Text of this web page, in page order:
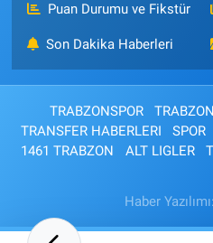
Puan Durumu ve Fikstür
Son Dakika Haberleri
TRABZONSPOR
TRANSFER HABERLERI
SPOR
1461 TRABZON
ALT LIGLER
Haber Yazılımı: